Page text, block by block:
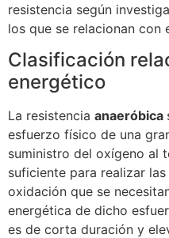
resistencia según
los que se relacionan con
Clasificación
energético
La resistencia anaeróbica
esfuerzo físico de una
suministro del oxígeno al
suficiente para realizar
oxidación que se
energética de dicho
es de corta duración y